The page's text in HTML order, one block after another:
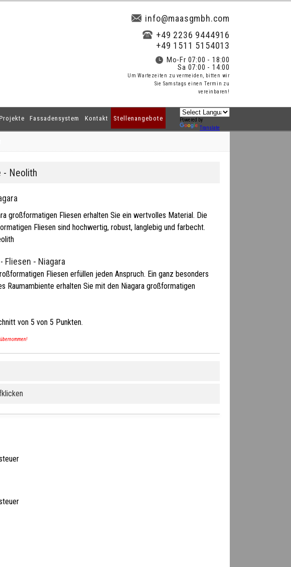
info@maasgmbh.com
+49 2236 9444916
+49 1511 5154013
Mo-Fr 07:00 - 18:00
Sa 07:00 - 14:00
Um Wartezeiten zu vermeiden, bitten wir
Sie Samstags einen Termin zu
vereinbaren!
Fassadensystem Kontakt Stellenangebote
Powered by
Translate
- Neolith
großformatigen Fliesen erhalten Sie ein wertvolles Material. Die
Fliesen sind hochwertig, robust, langlebig und farbecht.
- Fliesen - Niagara
Fliesen erfüllen jeden Anspruch. Ein ganz besonders
Raumambiente erhalten Sie mit den Niagara großformatigen
von 5 von 5 Punkten.